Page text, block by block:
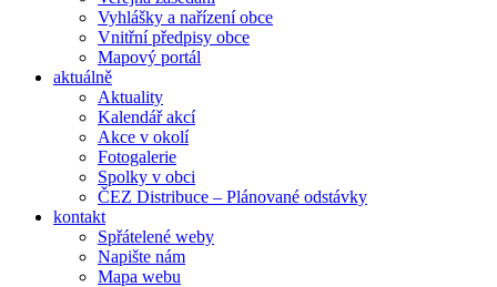
Vyhlášky a nařízení obce
Vnitřní předpisy obce
Mapový portál
aktuálně
Aktuality
Kalendář akcí
Akce v okolí
Fotogalerie
Spolky v obci
ČEZ Distribuce – Plánované odstávky
kontakt
Spřátelené weby
Napište nám
Mapa webu